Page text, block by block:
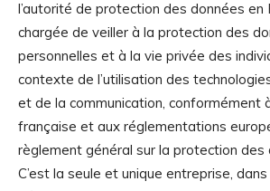
l’autorité de protection des données en
chargée de veiller à la protection des
personnelles et à la vie privée des
contexte de l’utilisation des
et de la communication, conformément
française et aux réglementations
règlement général sur la protection des
C’est la seule et unique entreprise,